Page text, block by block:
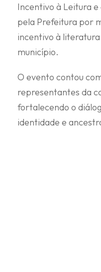
Incentivo à Leitura
pela Prefeitura por
incentivo à
município.
O evento contou
representantes da
fortalecendo o
identidade e